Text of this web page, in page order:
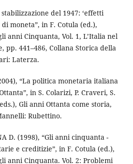
del 1947: ‘effetti
moneta”, in F. Cotula (ed.),
anni Cinquanta, Vol. 1, L’Italia nel
pp. 441–486, Collana Storica della
Laterza.
“La politica monetaria italiana
in S. Colarizi, P. Craveri, S.
Gli anni Ottanta come storia,
Rubettino.
D. (1998), “Gli anni cinquanta -
e creditizie”, in F. Cotula (ed.),
anni Cinquanta. Vol. 2: Problemi